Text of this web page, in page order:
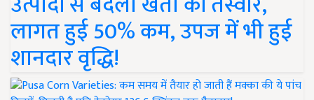
लागत हुई 50% कम, उपज में भी हुई
शानदार वृद्धि!